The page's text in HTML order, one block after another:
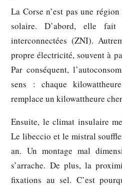
La Corse n’est pas une
solaire. D’abord, elle
interconnectées (ZNI).
propre électricité, souvent à
Par conséquent,
sens : chaque
remplace un kilowattheure
Ensuite, le climat insulaire
Le libeccio et le mistral
an. Un montage mal
s’arrache. De plus, la
fixations au sel. C’est